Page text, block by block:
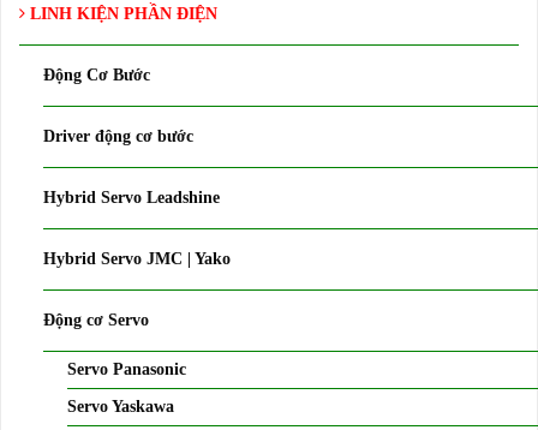
LINH KIỆN PHẦN ĐIỆN
Động Cơ Bước
Driver động cơ bước
Hybrid Servo Leadshine
Hybrid Servo JMC | Yako
Động cơ Servo
Servo Panasonic
Servo Yaskawa